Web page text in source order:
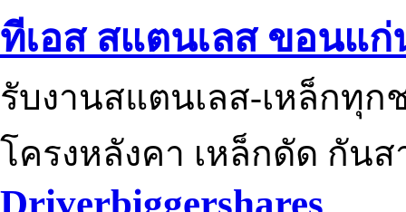
ทีเอส สแตนเลส ขอนแก่
รับงานสแตนเลส-เหล็กทุ
โครงหลังคา เหล็กดัด กัน
Driverbiggershares